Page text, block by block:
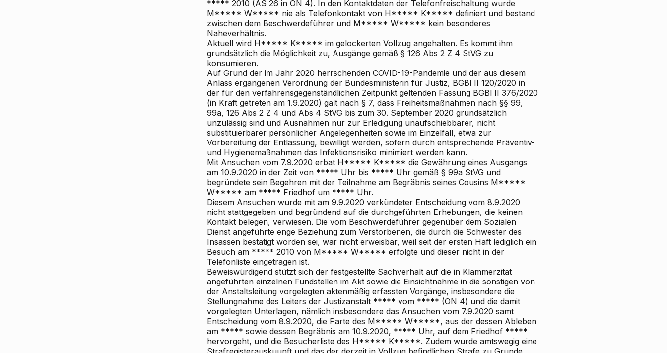
***** 2010 (AS 26 in ON 4). In den Kontaktdaten der Telefonfreischaltung wurde
M***** W***** nie als Telefonkontakt von H***** K***** definiert und bestand
zwischen dem Beschwerdeführer und M***** W***** kein besonderes
Naheverhältnis.
Aktuell wird H***** K***** im gelockerten Vollzug angehalten. Es kommt ihm
grundsätzlich die Möglichkeit zu, Ausgänge gemäß § 126 Abs 2 Z 4 StVG zu
konsumieren.
Auf Grund der im Jahr 2020 herrschenden COVID-19-Pandemie und der aus diesem
Anlass ergangenen Verordnung der Bundesministerin für Justiz, BGBl II 120/2020 in
der für den verfahrensgegenständlichen Zeitpunkt geltenden Fassung BGBl II 376/2020
(in Kraft getreten am 1.9.2020) galt nach § 7, dass Freiheitsmaßnahmen nach §§ 99,
99a, 126 Abs 2 Z 4 und Abs 4 StVG bis zum 30. September 2020 grundsätzlich
unzulässig sind und Ausnahmen nur zur Erledigung unaufschiebbarer, nicht
substituierbarer persönlicher Angelegenheiten sowie im Einzelfall, etwa zur
Vorbereitung der Entlassung, bewilligt werden, sofern durch entsprechende Präventiv-
und Hygienemaßnahmen das Infektionsrisiko minimiert werden kann.
Mit Ansuchen vom 7.9.2020 erbat H***** K***** die Gewährung eines Ausgangs
am 10.9.2020 in der Zeit von ***** Uhr bis ***** Uhr gemäß § 99a StVG und
begründete sein Begehren mit der Teilnahme am Begräbnis seines Cousins M*****
W***** am ***** Friedhof um ***** Uhr.
Diesem Ansuchen wurde mit am 9.9.2020 verkündeter Entscheidung vom 8.9.2020
nicht stattgegeben und begründend auf die durchgeführten Erhebungen, die keinen
Kontakt belegen, verwiesen. Die vom Beschwerdeführer gegenüber dem Sozialen
Dienst angeführte enge Beziehung zum Verstorbenen, die durch die Schwester des
Insassen bestätigt worden sei, war nicht erweisbar, weil seit der ersten Haft lediglich ein
Besuch am ***** 2010 von M***** W***** erfolgte und dieser nicht in der
Telefonliste eingetragen ist.
Beweiswürdigend stützt sich der festgestellte Sachverhalt auf die in Klammerzitat
angeführten einzelnen Fundstellen im Akt sowie die Einsichtnahme in die sonstigen von
der Anstaltsleitung vorgelegten aktenmäßig erfassten Vorgänge, insbesondere die
Stellungnahme des Leiters der Justizanstalt ***** vom ***** (ON 4) und die damit
vorgelegten Unterlagen, nämlich insbesondere das Ansuchen vom 7.9.2020 samt
Entscheidung vom 8.9.2020, die Parte des M***** W*****, aus der dessen Ableben
am ***** sowie dessen Begräbnis am 10.9.2020, ***** Uhr, auf dem Friedhof *****
hervorgeht, und die Besucherliste des H***** K*****. Zudem wurde amtswegig eine
Strafregisterauskuunft und das der derzeit in Vollzug befindlichen Strafe zu Grunde